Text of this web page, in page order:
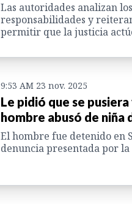
Las autoridades analizan
responsabilidades y
permitir que la justicia
9:53 AM 23 nov. 2025
Le pidió que se
hombre abusó de niña
El hombre fue detenido en
denuncia presentada por